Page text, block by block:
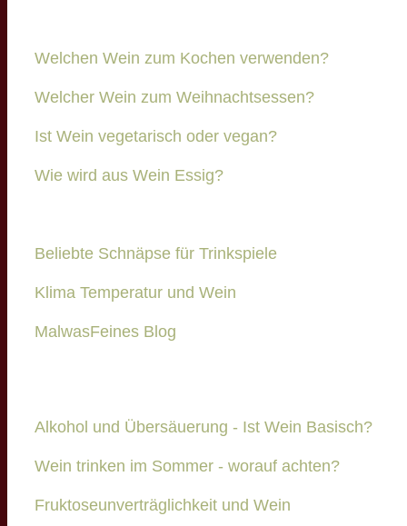
Welchen Wein zum Kochen verwenden?
Welcher Wein zum Weihnachtsessen?
Ist Wein vegetarisch oder vegan?
Wie wird aus Wein Essig?
Beliebte Schnäpse für Trinkspiele
Klima Temperatur und Wein
MalwasFeines Blog
Alkohol und Übersäuerung - Ist Wein Basisch?
Wein trinken im Sommer - worauf achten?
Fruktoseunverträglichkeit und Wein